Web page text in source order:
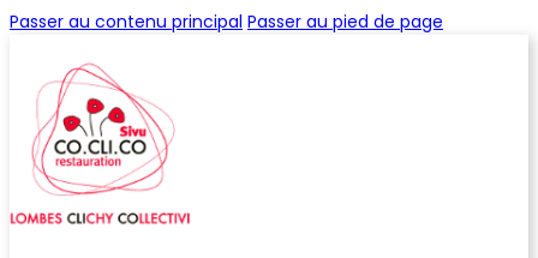
Passer au contenu principal Passer au pied de page